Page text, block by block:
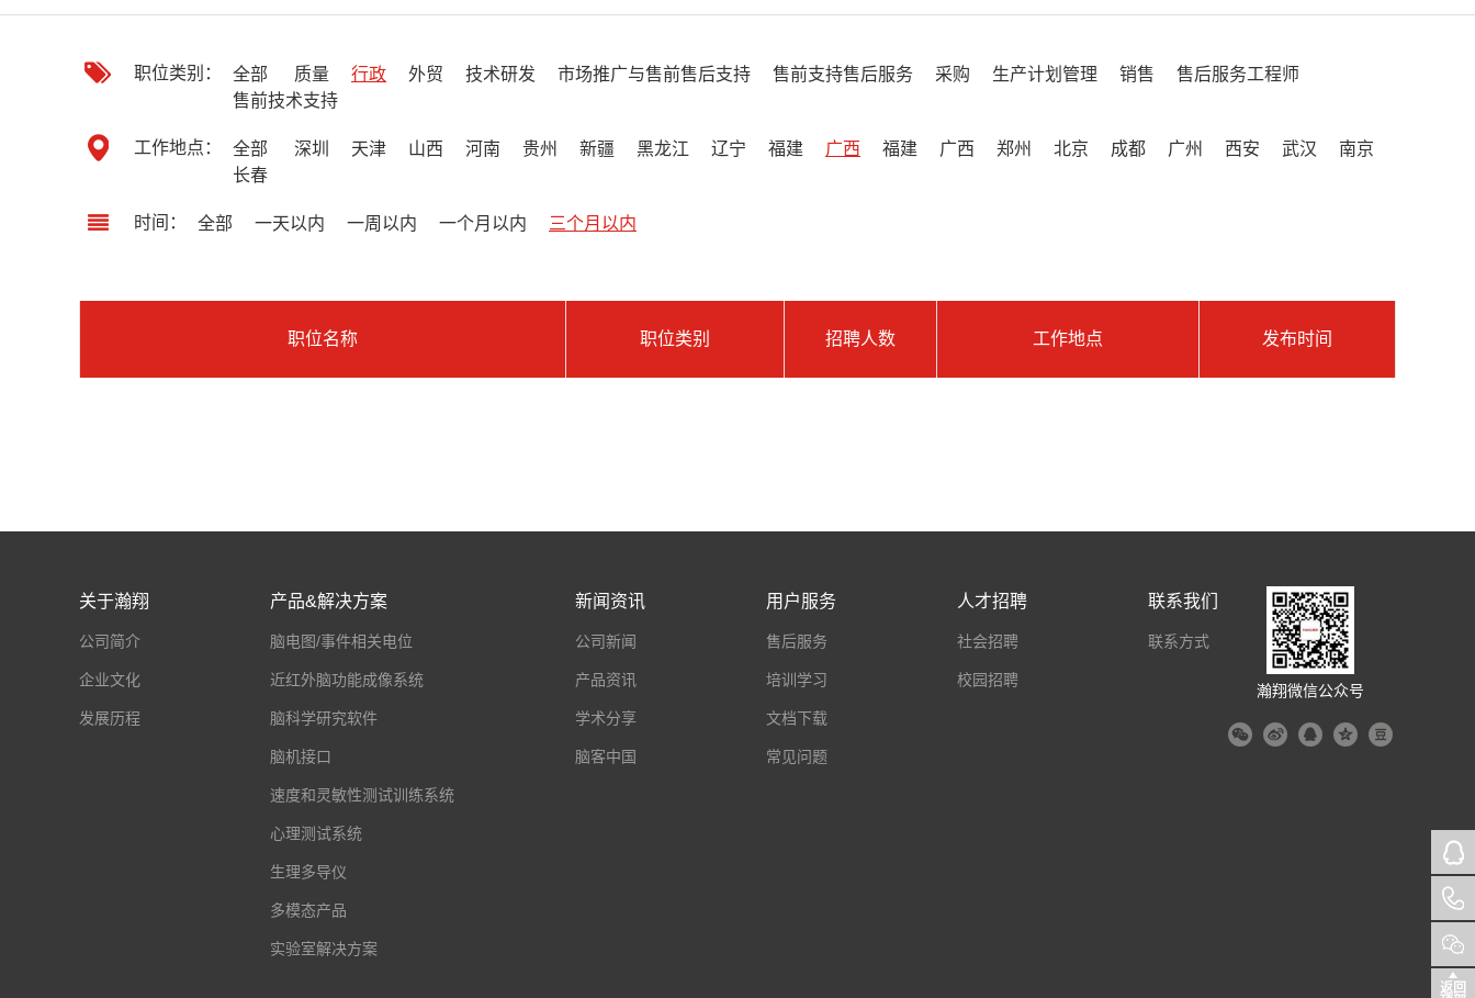
职位类别： 全部 质量 行政 外贸 技术研发 市场推广与售前售后支持 售前支持售后服务 采购 生产计划管理 销售
售后服务工程师
售前技术支持
工作地点： 全部 深圳 天津 山西 河南 贵州 新疆 黑龙江 辽宁 福建 广西 福建 广西 郑州 北京 成都 广州 西安 武汉
南京
长春
时间： 全部 一天以内 一周以内 一个月以内 三个月以内
职位名称 职位类别 招聘人数 工作地点 发布时间
瀚翔微信公众号
关于瀚翔
公司简介
企业文化
发展历程
产品&解决方案
脑电图/事件相关电位
近红外脑功能成像系统
脑科学研究软件
脑机接口
速度和灵敏性测试训练系统
心理测试系统
生理多导仪
多模态产品
实验室解决方案
新闻资讯
公司新闻
产品资讯
学术分享
脑客中国
用户服务
售后服务
培训学习
文档下载
常见问题
人才招聘
社会招聘
校园招聘
联系我们
联系方式
返回